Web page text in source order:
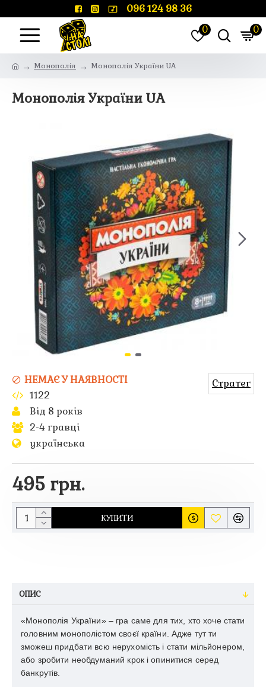
096 124 98 36
0 0
Монополія Монополія України UA
Монополія України UA
495 грн.
НЕМАЄ У НАЯВНОСТІ
1122
Від 8 років
2-4 гравці
українська
Стратег
КУПИТИ
ОПИС
«Монополія України» – гра саме для тих, хто хоче стати
головним монополістом своєї країни. Адже тут ти
зможеш придбати всю нерухомість і стати мільйонером,
або зробити необдуманий крок і опинитися серед
банкрутів.